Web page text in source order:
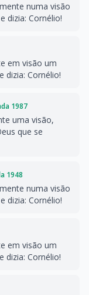
numa visão
dizia: Cornélio!
em visão um
dizia: Cornélio!
1987
uma visão,
que se
1948
numa visão
dizia: Cornélio!
em visão um
dizia: Cornélio!